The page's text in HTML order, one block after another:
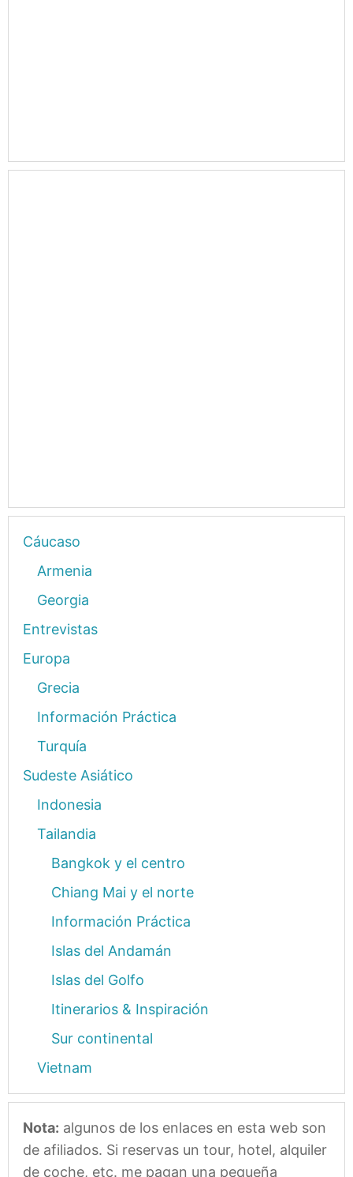
Cáucaso
Armenia
Georgia
Entrevistas
Europa
Grecia
Información Práctica
Turquía
Sudeste Asiático
Indonesia
Tailandia
Bangkok y el centro
Chiang Mai y el norte
Información Práctica
Islas del Andamán
Islas del Golfo
Itinerarios & Inspiración
Sur continental
Vietnam
Nota: algunos de los enlaces en esta web son
de afiliados. Si reservas un tour, hotel, alquiler
de coche, etc. me pagan una pequeña